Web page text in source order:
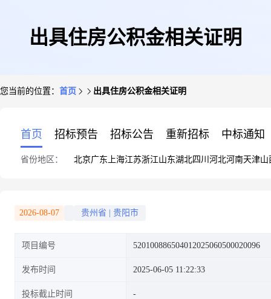
出具住房公积金相关证明
您当前的位置： 首页 出具住房公积金相关证明
首页 招标预告 招标公告 重新招标 中标通知
省份地区： 北京广东 上海江苏浙江山东湖北四川 河北河南天津山
2026-08-07 贵州省 贵阳市
项目编号 520100886504012025060500020096
发布时间 2025-06-05 11:22:33
投标截止时间